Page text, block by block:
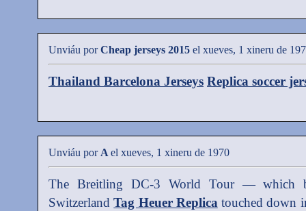
Unviáu porCheap jerseys 2015 el xueves, 1 xineru de
Thailand Barcelona Jerseys Replica soccer
Unviáu porAel xueves, 1 xineru de 1970
The Breitling DC-3 World Tour — which
SwitzerlandTag Heuer Replicatouched down